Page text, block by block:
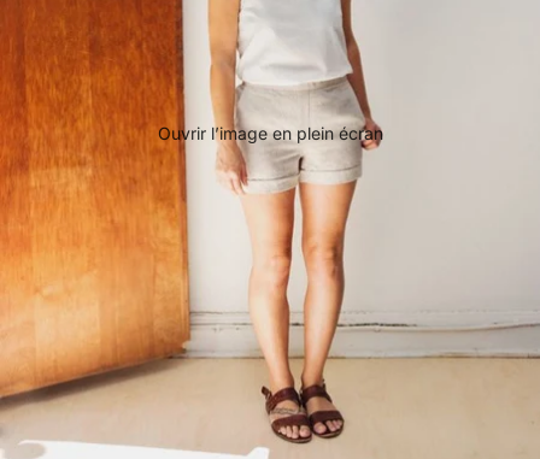
Ouvrir l’image en plein écran